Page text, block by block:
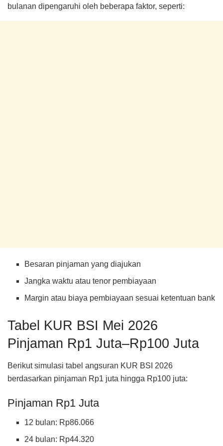
bulanan dipengaruhi oleh beberapa faktor, seperti:
Besaran pinjaman yang diajukan
Jangka waktu atau tenor pembiayaan
Margin atau biaya pembiayaan sesuai ketentuan bank
Tabel KUR BSI Mei 2026
Pinjaman Rp1 Juta–Rp100 Juta
Berikut simulasi tabel angsuran KUR BSI 2026
berdasarkan pinjaman Rp1 juta hingga Rp100 juta:
Pinjaman Rp1 Juta
12 bulan: Rp86.066
24 bulan: Rp44.320